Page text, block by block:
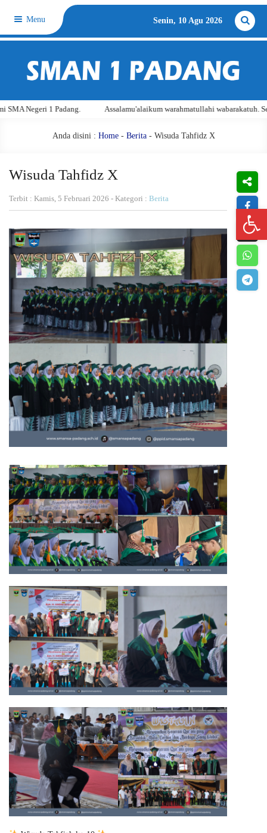
Menu Senin, 10 Agu 2026
1 Padang. Assalamu'alaikum warahmatullahi wabarakatuh. Selamat
Anda disini : Home- Berita- Wisuda Tahfidz X
Wisuda Tahfidz X
Terbit : Kamis, 5 Februari 2026 - Kategori : Berita